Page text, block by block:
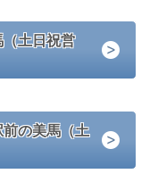
（土日祝営
の美馬（土